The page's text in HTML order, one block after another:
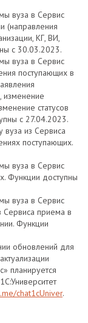
вуза в Сервис
(направления
КГ, ВИ,
с 30.03.2023.
вуза в Сервис
поступающих в
изменение
статусов
с 27.04.2023.
вуза из Сервиса
поступающих.
вуза в Сервис
Функции доступны
вуза в Сервис
Сервиса приема в
Функции
обновлений для
планируется
chat1cUniver.